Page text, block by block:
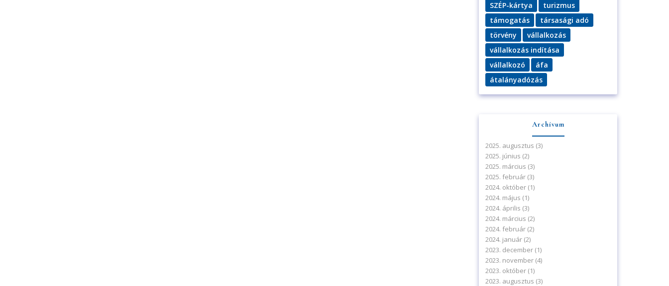
SZÉP-kártya
turizmus
támogatás
társasági adó
törvény
vállalkozás
vállalkozás indítása
vállalkozó
áfa
átalányadózás
Archívum
2025. augusztus (3)
2025. június (2)
2025. március (3)
2025. február(3)
2024. október(1)
2024. május (1)
2024. április (3)
2024. március (2)
2024. február(2)
2024. január(2)
2023. december(1)
2023. november(4)
2023. október(1)
2023. augusztus (3)